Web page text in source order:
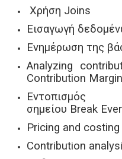
Χρήση Joins
Εισαγωγή
Ενημέρωση της
Analyzing
Contribution Margin
σημείου Break
Pricing and costing
Contribution